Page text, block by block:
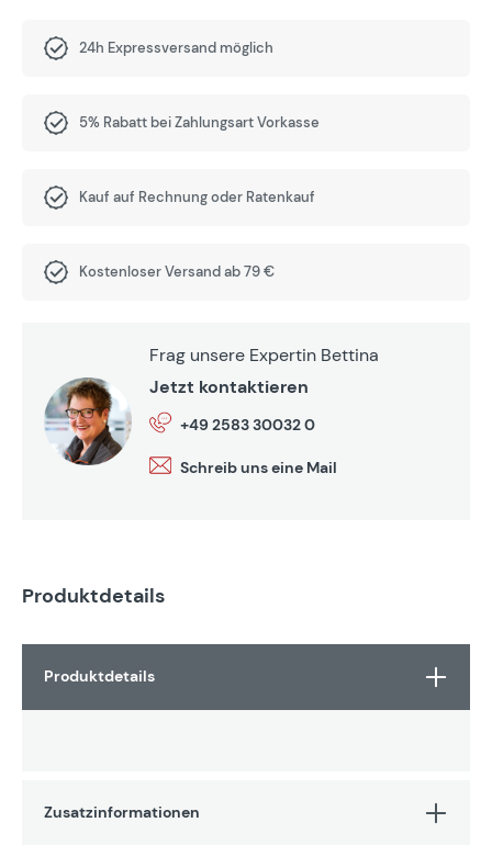
24h Expressversand möglich
5% Rabatt bei Zahlungsart Vorkasse
Kauf auf Rechnung oder Ratenkauf
Kostenloser Versand ab 79 €
Frag unsere Expertin Bettina
Jetzt kontaktieren
+49 2583 30032 0
Schreib uns eine Mail
Produktdetails
Produktdetails
Zusatzinformationen